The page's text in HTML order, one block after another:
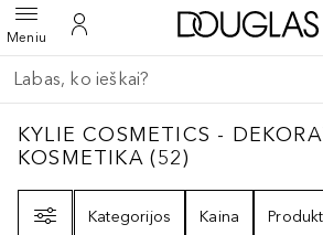
MeniuAtidaryti meniuĮ mano paskyrą
Grįžk atgal
Vykdykite paiešką
KYLIE COSMETICS -
KYLIE COSMETICS -
KOSMETIKA (52)
Kategorijos
Kaina